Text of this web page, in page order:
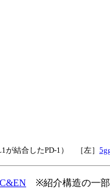
L1が結合したPD-1） ［左］
※紹介構造の一部